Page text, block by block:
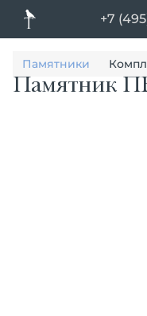
+7
Памятники
Памятник